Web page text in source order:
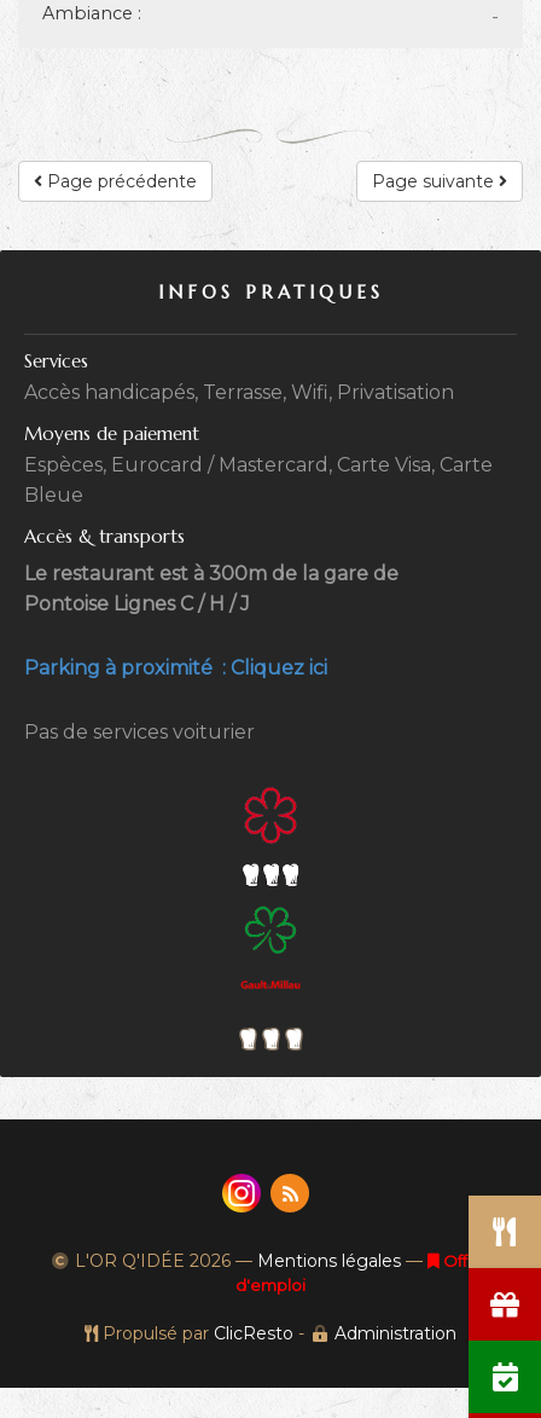
-
Ambiance :
Page suivante
Page précédente
INFOS PRATIQUES
Services
Accès handicapés, Terrasse, Wifi, Privatisation
Moyens de paiement
Espèces, Eurocard / Mastercard, Carte Visa, Carte
Bleue
Accès & transports
Le restaurant est à 300m de la gare de
Pontoise Lignes C / H / J
Parking à proximité : Cliquez ici
Pas de services voiturier
L'OR Q'IDÉE 2026 — Mentions légales —
Offres
d'emploi
Propulsé par ClicResto - Administration